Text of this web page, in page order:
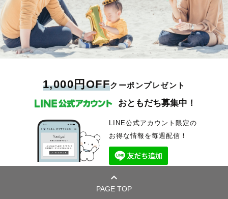
たくさんのゲスト様に会えますように🌿
1,000円OFFクーポンプレゼント
おともだち募集中！
LINE公式アカウント限定の
お得な情報を毎週配信！
PAGE TOP